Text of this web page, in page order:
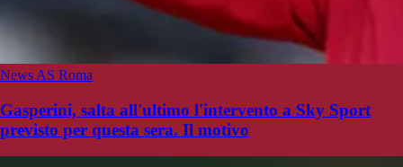
News AS Roma
Gasperini, salta all'ultimo l'intervento a Sky Sport
previsto per questa sera. Il motivo